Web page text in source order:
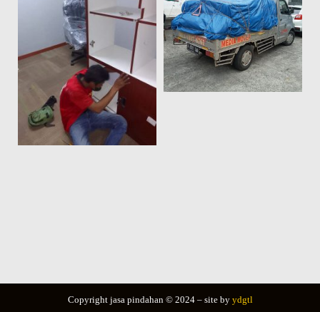
Copyright jasa pindahan © 2024 – site by ydgtl